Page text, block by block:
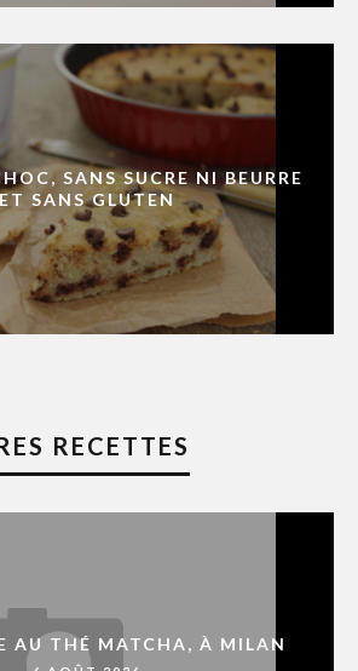
SANS SUCRE NI BEURRE
ET SANS GLUTEN
RECETTES
AU THÉ MATCHA, À MILAN